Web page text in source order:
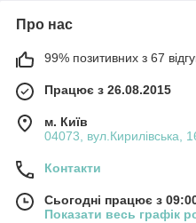
Про нас
99% позитивних з 67
Працює з 26.08.2015
м. Київ
04073, вул.Кирилівська,
Контакти
Сьогодні працює з
Показати весь графік